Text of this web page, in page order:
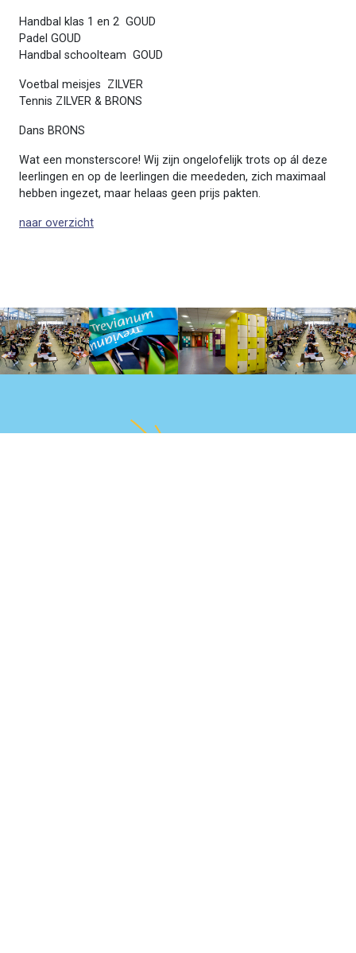
Handbal klas 1 en 2 GOUD
Padel GOUD
Handbal schoolteam GOUD
Voetbal meisjes ZILVER
Tennis ZILVER & BRONS
Dans BRONS
Wat een monsterscore! Wij zijn ongelofelijk trots op ál deze
leerlingen en op de leerlingen die meededen, zich maximaal
hebben ingezet, maar helaas geen prijs pakten.
naar overzicht